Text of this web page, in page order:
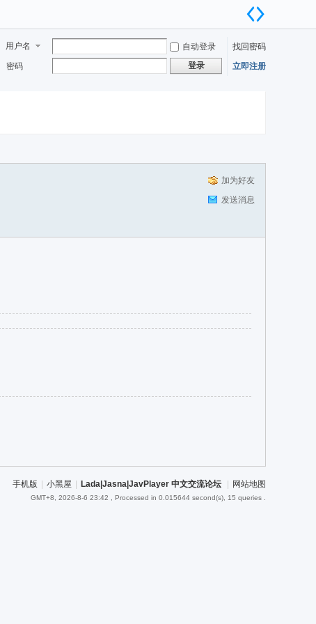
用户名 自动登录
找回密码
密码
登录 立即注册
加为好友
发送消息
手机版 小黑屋 Lada|Jasna|JavPlayer 中文交流论坛 网站地图
GMT+8, 2026-8-6 23:42 , Processed in 0.015644 second(s), 15 queries .